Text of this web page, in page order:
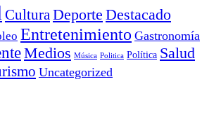
Cultura Deporte Destacado
Entretenimiento Gastronomía
Medios Música Politica Política Salud
Uncategorized